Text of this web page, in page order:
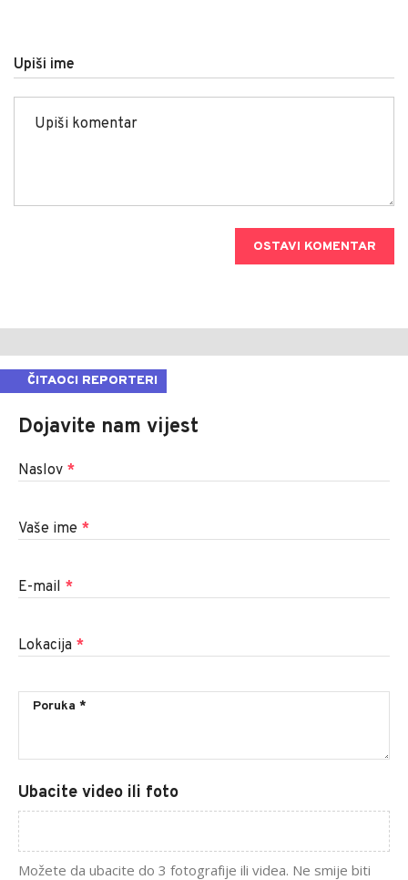
Upiši ime
OSTAVI KOMENTAR
ČITAOCI REPORTERI
Dojavite nam vijest
Naslov *
Vaše ime *
E-mail *
Lokacija *
Ubacite video ili foto
Možete da ubacite do 3 fotografije ili videa. Ne smije biti